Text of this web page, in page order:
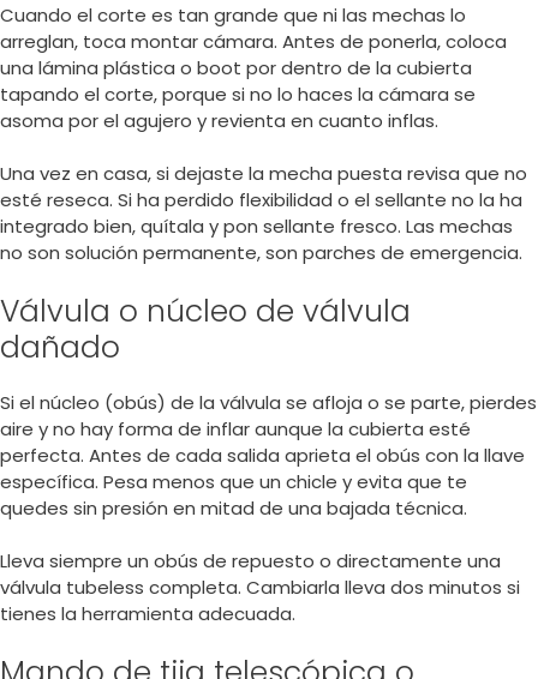
Cuando el corte es tan grande que ni las mechas lo
arreglan, toca montar cámara. Antes de ponerla, coloca
una lámina plástica o boot por dentro de la cubierta
tapando el corte, porque si no lo haces la cámara se
asoma por el agujero y revienta en cuanto inflas.
Una vez en casa, si dejaste la mecha puesta revisa que no
esté reseca. Si ha perdido flexibilidad o el sellante no la ha
integrado bien, quítala y pon sellante fresco. Las mechas
no son solución permanente, son parches de emergencia.
Válvula o núcleo de válvula
dañado
Si el núcleo (obús) de la válvula se afloja o se parte, pierdes
aire y no hay forma de inflar aunque la cubierta esté
perfecta. Antes de cada salida aprieta el obús con la llave
específica. Pesa menos que un chicle y evita que te
quedes sin presión en mitad de una bajada técnica.
Lleva siempre un obús de repuesto o directamente una
válvula tubeless completa. Cambiarla lleva dos minutos si
tienes la herramienta adecuada.